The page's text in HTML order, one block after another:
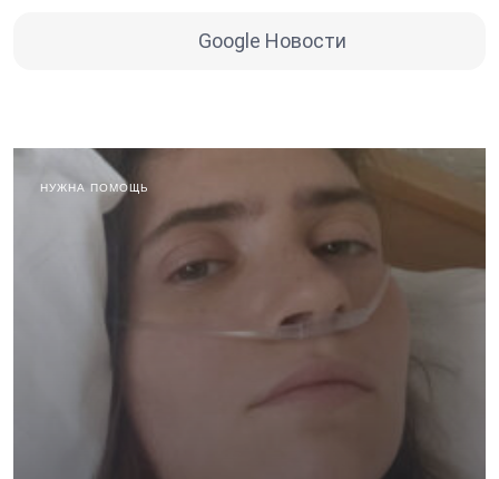
Google Новости
НУЖНА ПОМОЩЬ